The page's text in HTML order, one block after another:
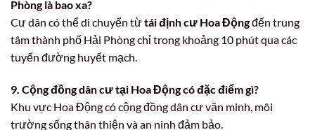
Phòng là bao xa?
Cư dân có thể di chuyển từtái định cư Hoa Độngđến trung
tâm thành phố Hải Phòng chỉ trong khoảng 10 phút qua các
tuyến đường huyết mạch.
9. Cộng đồng dân cư tại Hoa Động có đặc điểm gì?
Khu vực Hoa Động có cộng đồng dân cư văn minh, môi
trường sống thân thiện và an ninh đảm bảo.